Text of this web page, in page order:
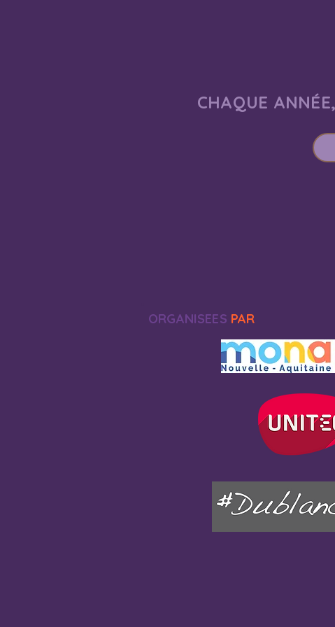
CHAQUE
ORGANISEES PAR